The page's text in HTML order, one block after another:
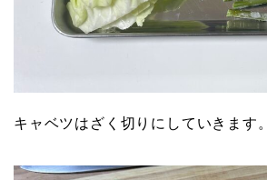
キャベツはざく切りにしていきます。